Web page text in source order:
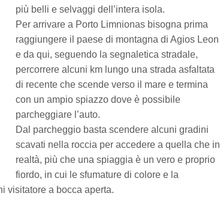
più belli e selvaggi dell’intera isola.
Per arrivare a Porto Limnionas bisogna prima
raggiungere il paese di montagna di Agios Leon
e da qui, seguendo la segnaletica stradale,
percorrere alcuni km lungo una strada asfaltata
di recente che scende verso il mare e termina
con un ampio spiazzo dove è possibile
parcheggiare l’auto.
Dal parcheggio basta scendere alcuni gradini
scavati nella roccia per accedere a quella che in
realtà, più che una spiaggia è un vero e proprio
fiordo, in cui le sfumature di colore e la
visitatore a bocca aperta.